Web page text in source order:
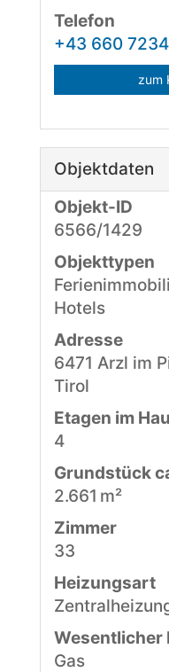
Telefon
+43 660
zum
Objektdaten
Objekt-ID
6566/1429
Objekttypen
Hotels
Adresse
6471 Arzl im
Tirol
Etagen im
4
Grund­stück
2.661 m²
Zimmer
33
Heizungsart
Wesentlicher
Gas